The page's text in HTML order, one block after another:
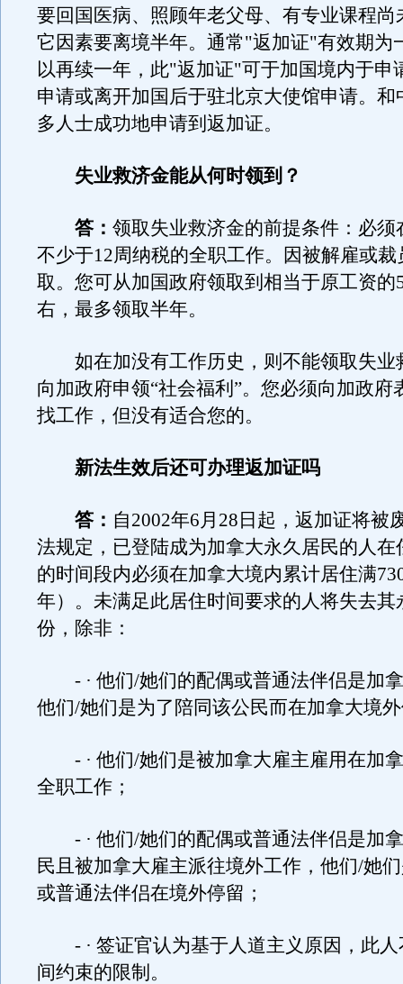
要回国医病、照顾年老父母、有专业课程尚
它因素要离境半年。通常"返加证"有效期为
以再续一年，此"返加证"可于加国境内于申
申请或离开加国后于驻北京大使馆申请。和
多人士成功地申请到返加证。
失业救济金能从何时领到？
答： 领取失业救济金的前提条件：必须
不少于12周纳税的全职工作。因被解雇或裁
取。您可从加国政府领取到相当于原工资的
右，最多领取半年。
如在加没有工作历史，则不能领取失业
向加政府申领“社会福利”。您必须向加政府
找工作，但没有适合您的。
新法生效后还可办理返加证吗
答： 自2002年6月28日起，返加证将被
法规定，已登陆成为加拿大永久居民的人在
的时间段内必须在加拿大境内累计居住满
年）。未满足此居住时间要求的人将失去其
份，除非：
- · 他们/她们的配偶或普通法伴侣是加
他们/她们是为了陪同该公民而在加拿大境
- · 他们/她们是被加拿大雇主雇用在加
全职工作；
- · 他们/她们的配偶或普通法伴侣是加
民且被加拿大雇主派往境外工作，他们/她
或普通法伴侣在境外停留；
- · 签证官认为基于人道主义原因，此人
间约束的限制。